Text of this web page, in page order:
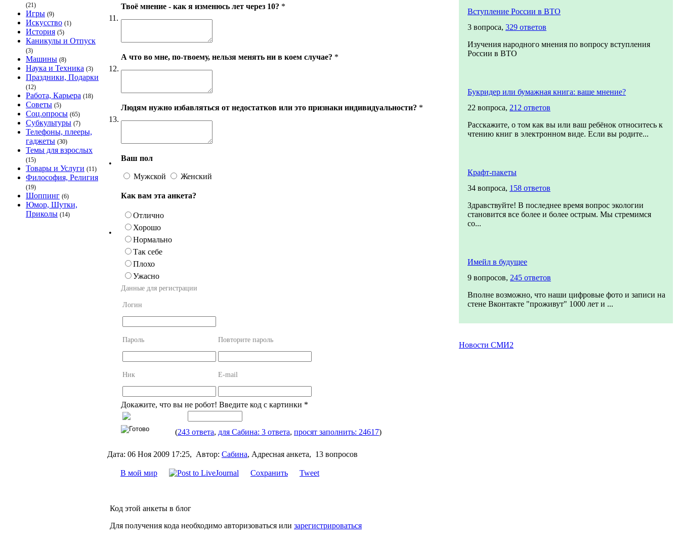
(21)
Игры (9)
Искусство (1)
История (5)
Каникулы и Отпуск
(3)
Машины (8)
Наука и Техника (3)
Праздники, Подарки
(12)
Работа, Карьера (18)
Советы (5)
Соц.опросы (65)
Субкультуры (7)
Телефоны, плееры,
гаджеты (30)
Темы для взрослых
(15)
Товары и Услуги (11)
Философия, Религия
(19)
Шоппинг (6)
Юмор, Шутки,
Приколы (14)
11.
Твоё мнение - как я изменюсь лет через 10? *
12.
А что во мне, по-твоему, нельзя менять ни в коем случае? *
13.
Людям нужно избавляться от недостатков или это признаки индивидуальности? *
•
Ваш пол
Мужской Женский
•
Как вам эта анкета?
Отлично
Хорошо
Нормально
Так себе
Плохо
Ужасно
Данные для регистрации
Логин
Пароль Повторите пароль
Ник E-mail
Докажите, что вы не робот! Введите код с картинки *
(243 ответа, для Сабина: 3 ответа, просят заполнить: 24617)
Дата: 06 Ноя 2009 17:25, Автор: Сабина, Адресная анкета, 13 вопросов
В мой мир Сохранить Tweet
Код этой анкеты в блог
Для получения кода необходимо авторизоваться или зарегистрироваться
Вступление России в ВТО
3 вопроса, 329 ответов
Изучения народного мнения по вопросу вступления
России в ВТО
Букридер или бумажная книга: ваше мнение?
22 вопроса, 212 ответов
Расскажите, о том как вы или ваш ребёнок относитесь к
чтению книг в электронном виде. Если вы родите...
Крафт-пакеты
34 вопроса, 158 ответов
Здравствуйте! В последнее время вопрос экологии
становится все более и более острым. Мы стремимся
со...
Имейл в будущее
9 вопросов, 245 ответов
Вполне возможно, что наши цифровые фото и записи на
стене Вконтакте "проживут" 1000 лет и ...
Новости СМИ2